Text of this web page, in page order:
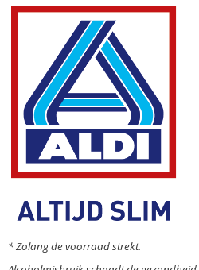
* Zolang de voorraad strekt.